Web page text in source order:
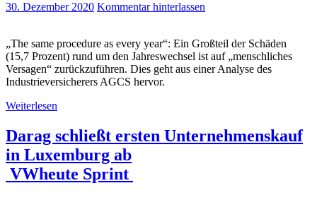
30. Dezember 2020 Kommentar hinterlassen
„The same procedure as every year“: Ein Großteil der Schäden
(15,7 Prozent) rund um den Jahreswechsel ist auf „menschliches
Versagen“ zurückzuführen. Dies geht aus einer Analyse des
Industrieversicherers AGCS hervor.
Weiterlesen
Darag schließt ersten Unternehmenskauf
in Luxemburg ab
VWheute Sprint